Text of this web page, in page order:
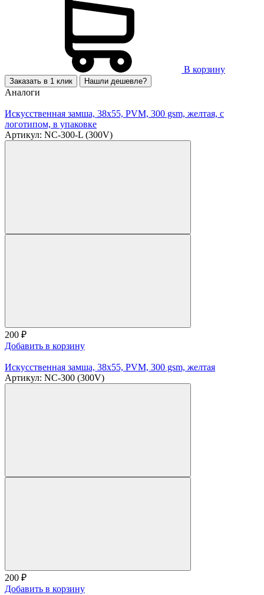
В корзину
Заказать в 1 клик Нашли дешевле?
Аналоги
Искусственная замша, 38х55, PVM, 300 gsm, желтая, с
логотипом, в упаковке
Артикул: NC-300-L (300V)
200 ₽
Добавить в корзину
Искусственная замша, 38х55, PVM, 300 gsm, желтая
Артикул: NC-300 (300V)
200 ₽
Добавить в корзину